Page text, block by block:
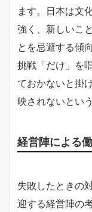
ます。日本は文
強く、新しいこ
とを忌避する傾
挑戦「だけ」を
ておかないと掛
映されないとい
経営陣による
失敗したときの
迎する経営陣の